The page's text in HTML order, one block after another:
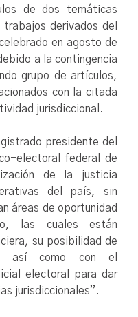
de dos temáticas
derivados del
en agosto de
a la contingencia
grupo de artículos,
con la citada
jurisdiccional.
presidente del
electoral federal de
de la justicia
del país, sin
áreas de oportunidad
las cuales están
su posibilidad de
así como con el
electoral para dar
jurisdiccionales”.